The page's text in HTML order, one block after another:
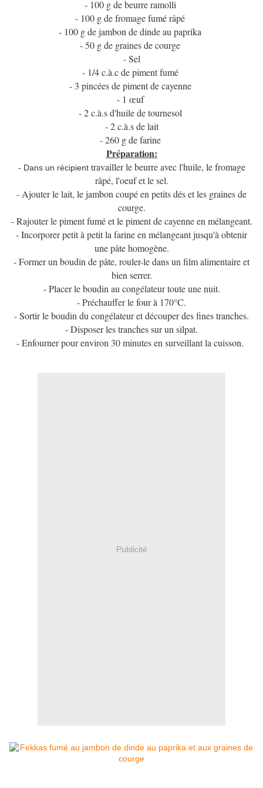
- 100 g de beurre ramolli
- 100 g de fromage fumé râpé
- 100 g de jambon de dinde au paprika
- 50 g de graines de courge
- Sel
- 1/4 c.à.c de piment fumé
- 3 pincées de piment de cayenne
- 1 œuf
- 2 c.à.s d'huile de tournesol
- 2 c.à.s de lait
- 260 g de farine
Préparation:
- Dans un récipient travailler le beurre avec l'huile, le fromage
râpé, l'oeuf et le sel.
- Ajouter le lait, le jambon coupé en petits dés et les graines de
courge.
- Rajouter le piment fumé et le piment de cayenne en mélangeant.
- Incorporer petit à petit la farine en mélangeant jusqu'à obtenir
une pâte homogène.
- Former un boudin de pâte, rouler-le dans un film alimentaire et
bien serrer.
- Placer le boudin au congélateur toute une nuit.
- Préchauffer le four à 170°C.
- Sortir le boudin du congélateur et découper des fines tranches.
- Disposer les tranches sur un silpat.
- Enfourner pour environ 30 minutes en surveillant la cuisson.
Publicité